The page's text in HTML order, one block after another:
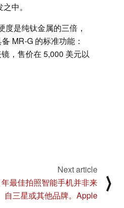
中。
是纯钛金属的三倍，
MR-G 的标准功能：
，售价在 5,000 美元以
Next article
最佳拍照智能手机并非来
自三星或其他品牌。Apple
⟩